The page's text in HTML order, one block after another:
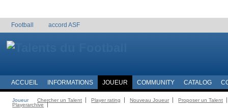
Football accord ASF
ACCUEIL INFORMATIONS JOUEUR COMMUNITY CATALOG
Joueur Chercher un Talent Player rating Nouveau Joueur
Proposer un Talent
Playerarchive